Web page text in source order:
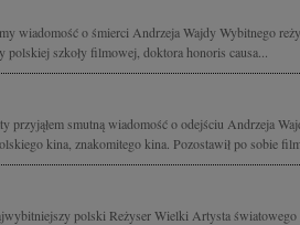
wiadomość o śmierci Andrzeja Wajdy Wybitnego
szkoły filmowej, doktora honoris causa...
przyjąłem smutną wiadomość o odejściu Andrzeja
kina, znakomitego kina. Pozostawił po sobie
polski Reżyser Wielki Artysta